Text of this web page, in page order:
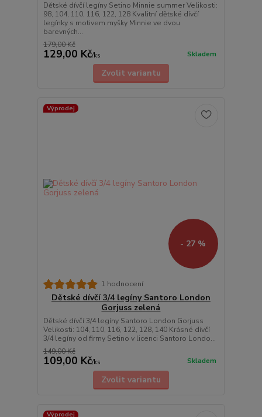
Dětské dívčí legíny Setino Minnie summer Velikosti:
98, 104, 110, 116, 122, 128 Kvalitní dětské dívčí
legínky s motivem myšky Minnie ve dvou
barevných...
179,00 Kč
129,00 Kč/ks Skladem
Zvolit variantu
Výprodej
- 27 %
1 hodnocení
Dětské dívčí 3/4 legíny Santoro London
Gorjuss zelená
Dětské dívčí 3/4 legíny Santoro London Gorjuss
Velikosti: 104, 110, 116, 122, 128, 140 Krásné dívčí
3/4 legíny od firmy Setino v licenci Santoro Londo...
149,00 Kč
109,00 Kč/ks Skladem
Zvolit variantu
Výprodej